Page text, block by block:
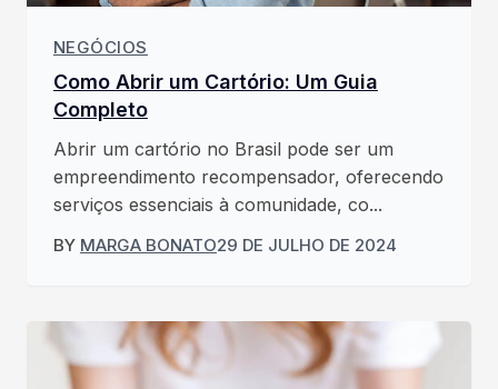
NEGÓCIOS
Como Abrir um Cartório: Um Guia
Completo
Abrir um cartório no Brasil pode ser um
empreendimento recompensador, oferecendo
serviços essenciais à comunidade, co...
BY MARGA BONATO29 DE JULHO DE 2024